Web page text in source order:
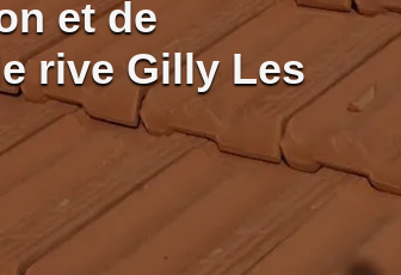
et de
rive Gilly Les